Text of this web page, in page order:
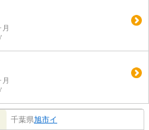
月
月
千葉県旭市イ